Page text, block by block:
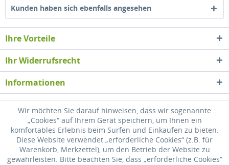
Kunden haben sich ebenfalls angesehen
Ihre Vorteile
Ihr Widerrufsrecht
Informationen
* Alle Preise inkl. gesetzl. Mehrwertsteuer zzgl.Versandkosten, wenn nicht
anders beschrieben
Wir möchten Sie darauf hinweisen, dass wir sogenannte
„Cookies“ auf Ihrem Gerät speichern, um Ihnen ein
komfortables Erlebnis beim Surfen und Einkaufen zu bieten.
Diese Website verwendet „erforderliche Cookies“ (z.B. für
Warenkorb, Merkzettel), um den Betrieb der Website zu
gewährleisten. Bitte beachten Sie, dass „erforderliche Cookies“